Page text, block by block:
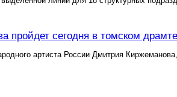
пройдет сегодня в томском
артиста России Дмитрия